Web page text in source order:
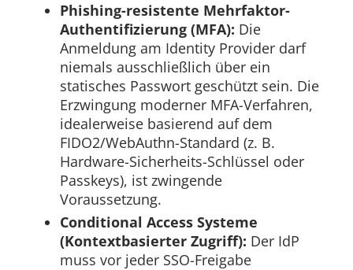
Phishing-resistente Mehrfaktor-
Authentifizierung (MFA): Die
Anmeldung am Identity Provider darf
niemals ausschließlich über ein
statisches Passwort geschützt sein. Die
Erzwingung moderner MFA-Verfahren,
idealerweise basierend auf dem
FIDO2/WebAuthn-Standard (z. B.
Hardware-Sicherheits-Schlüssel oder
Passkeys), ist zwingende
Voraussetzung.
Conditional Access Systeme
(Kontextbasierter Zugriff): Der IdP
muss vor jeder SSO-Freigabe